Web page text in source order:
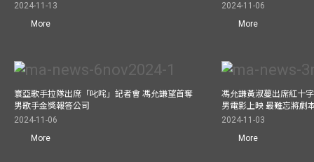
2024-11-13
More
2024-11-06
More
寰亞歌手拉隊出席「叱咤」記者會 馮允謙望首奪
男歌手金獎報答公司
2024-11-06
More
馮允謙黃淑蔓出席紅十
男電影上映 最難忘將劇
2024-11-03
More